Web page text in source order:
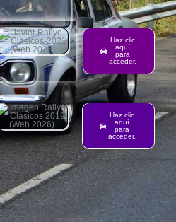
Haz clic
aquí
para
acceder.
Haz clic
aquí
para
acceder.